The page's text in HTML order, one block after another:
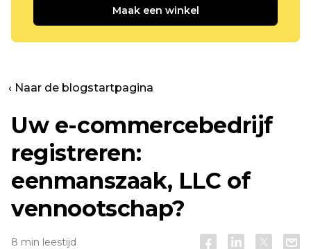
Maak een winkel
‹ Naar de blogstartpagina
Uw e-commercebedrijf
registreren:
eenmanszaak, LLC of
vennootschap?
8 min leestijd